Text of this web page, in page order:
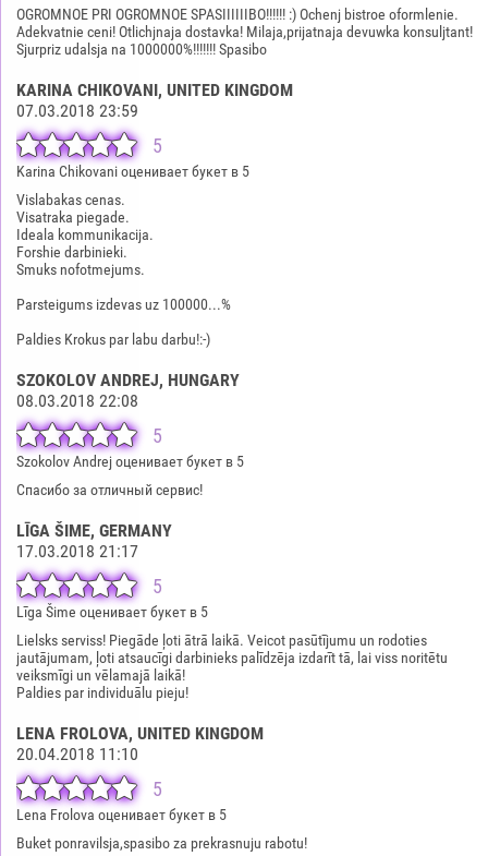
OGROMNOE PRI OGROMNOE SPASIIIIIIBO!!!!!! :) Ochenj bistroe oformlenie.
Adekvatnie ceni! Otlichjnaja dostavka! Milaja,prijatnaja devuwka konsuljtant!
Sjurpriz udalsja na 1000000%!!!!!!! Spasibo
KARINA CHIKOVANI, UNITED KINGDOM
07.03.2018 23:59
5
Karina Chikovani оценивает букет в 5
Vislabakas cenas.
Visatraka piegade.
Ideala kommunikacija.
Forshie darbinieki.
Smuks nofotmejums.
Parsteigums izdevas uz 100000...%
Paldies Krokus par labu darbu!:-)
SZOKOLOV ANDREJ, HUNGARY
08.03.2018 22:08
5
Szokolov Andrej оценивает букет в 5
Спасибо за отличный сервис!
LĪGA ŠIME, GERMANY
17.03.2018 21:17
5
Līga Šime оценивает букет в 5
Lielsks serviss! Piegāde ļoti ātrā laikā. Veicot pasūtījumu un rodoties
jautājumam, ļoti atsaucīgi darbinieks palīdzēja izdarīt tā, lai viss noritētu
veiksmīgi un vēlamajā laikā!
Paldies par individuālu pieju!
LENA FROLOVA, UNITED KINGDOM
20.04.2018 11:10
5
Lena Frolova оценивает букет в 5
Buket ponravilsja,spasibo za prekrasnuju rabotu!